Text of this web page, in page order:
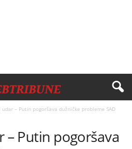
udar – Putin pogoršava dužničke probleme SAD
– Putin pogoršava